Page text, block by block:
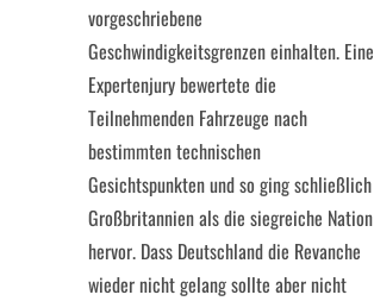
vorgeschriebene
Geschwindigkeitsgrenzen einhalten. Eine
Expertenjury bewertete die
Teilnehmenden Fahrzeuge nach
bestimmten technischen
Gesichtspunkten und so ging schließlich
Großbritannien als die siegreiche Nation
hervor. Dass Deutschland die Revanche
wieder nicht gelang sollte aber nicht